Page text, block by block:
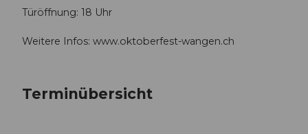
Türöffnung: 18 Uhr
Weitere Infos: www.oktoberfest-wangen.ch
Terminübersicht